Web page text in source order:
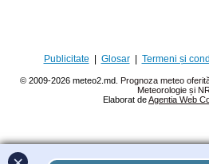
Publicitate Glosar| Termeni și
© 2009-2026 meteo2.md.
Prognoza meteo
Meteorologie și
Elaborat deAgentia Web